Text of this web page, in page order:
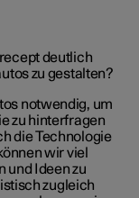
deutlich
zu gestalten?
notwendig, um
zu hinterfragen
die Technologie
wir viel
und Ideen zu
zugleich